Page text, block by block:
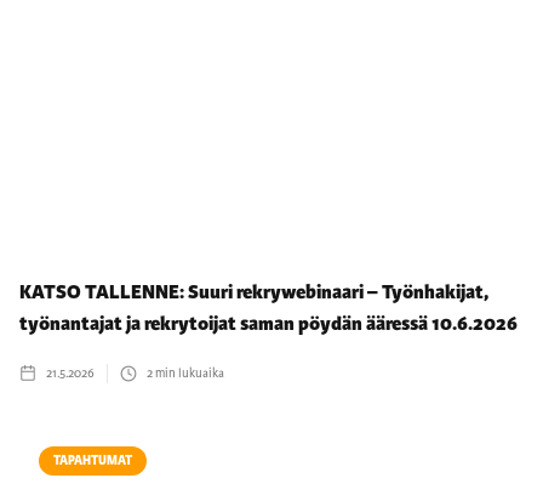
KATSO TALLENNE: Suuri rekrywebinaari – Työnhakijat,
työnantajat ja rekrytoijat saman pöydän ääressä 10.6.2026
21.5.2026 2min lukuaika
TAPAHTUMAT